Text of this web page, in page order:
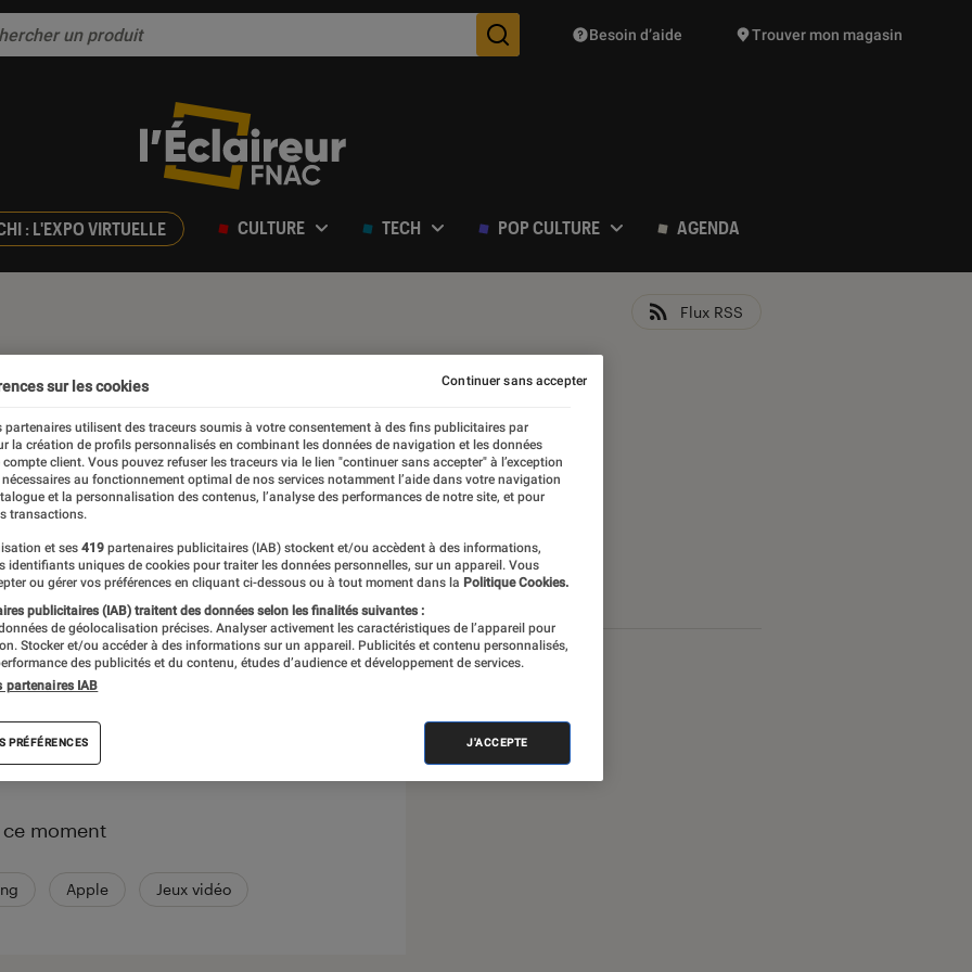
Des suggestions de produits vont vous être proposées
Besoin d’aide Trouver mon magasin
: L'EXPO VIRTUELLE CULTURE TECH POP CULTURE AGENDA
Flux RSS
à votre recherche
moment
Apple Jeux vidéo
sur les cookies
partenaires utilisent des traceurs soumis à votre consentement à des fins publicitaires par
la création de profils personnalisés en combinant les données de navigation et les données
compte client. Vous pouvez refuser les traceurs via le lien "continuer sans accepter" à l’exception
au fonctionnement optimal de nos services notamment l’aide dans votre navigation
et la personnalisation des contenus, l’analyse des performances de notre site, et pour
transactions.
et ses 419 partenaires publicitaires (IAB) stockent et/ou accèdent à des informations,
identifiants uniques de cookies pour traiter les données personnelles, sur un appareil. Vous
ou gérer vos préférences en cliquant ci-dessous ou à tout moment dans la Politique Cookies.
publicitaires (IAB) traitent des données selon les finalités suivantes :
de géolocalisation précises. Analyser activement les caractéristiques de l’appareil pour
Stocker et/ou accéder à des informations sur un appareil. Publicités et contenu personnalisés,
des publicités et du contenu, études d’audience et développement de services.
partenaires IAB
PRÉFÉRENCES J'ACCEPTE
Continuer sans accepter